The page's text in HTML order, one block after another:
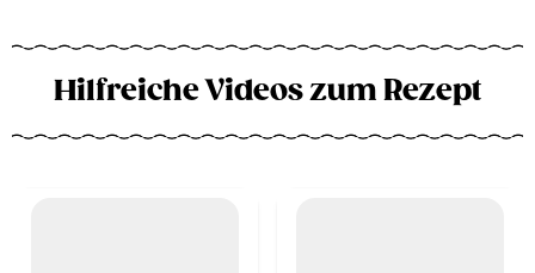
Hilfreiche Videos zum Rezept